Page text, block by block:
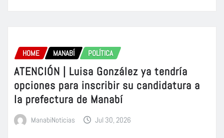
HOME MANABÍ POLÍTICA
ATENCIÓN | Luisa González ya tendría
opciones para inscribir su candidatura a
la prefectura de Manabí
ManabiNoticias Jul 30, 2026